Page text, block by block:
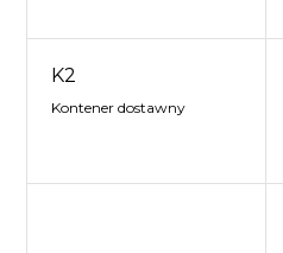
K2
Kontener dostawny